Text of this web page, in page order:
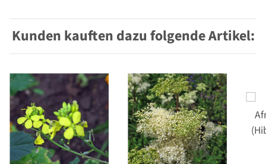
Kunden kauften dazu folgende Artikel: